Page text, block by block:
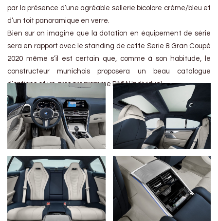
par la présence d’une agréable sellerie bicolore crème/bleu et
d’un toit panoramique en verre.
Bien sur on imagine que la dotation en équipement de série
sera en rapport avec le standing de cette Serie 8 Gran Coupé
2020 même s’il est certain que, comme à son habitude, le
constructeur munichois proposera un beau catalogue
d’options et un gros programme BMW Individual.